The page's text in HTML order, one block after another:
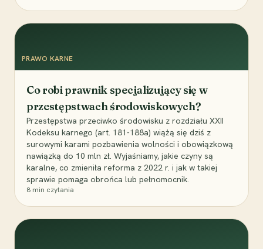
PRAWO KARNE
Co robi prawnik specjalizujący się w
przestępstwach środowiskowych?
Przestępstwa przeciwko środowisku z rozdziału XXII
Kodeksu karnego (art. 181-188a) wiążą się dziś z
surowymi karami pozbawienia wolności i obowiązkową
nawiązką do 10 mln zł. Wyjaśniamy, jakie czyny są
karalne, co zmieniła reforma z 2022 r. i jak w takiej
sprawie pomaga obrońca lub pełnomocnik.
8 min czytania